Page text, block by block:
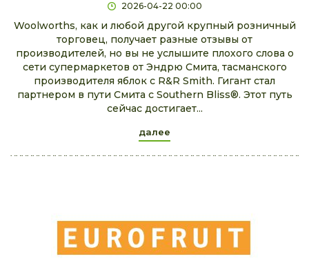
2026-04-22 00:00
Woolworths, как и любой другой крупный розничный
торговец, получает разные отзывы от
производителей, но вы не услышите плохого слова о
сети супермаркетов от Эндрю Смита, тасманского
производителя яблок с R&R Smith. Гигант стал
партнером в пути Смита с Southern Bliss®. Этот путь
сейчас достигает...
далее